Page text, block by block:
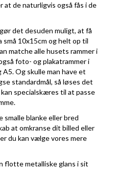
at de naturligvis også fås i de
det desuden muligt, at få
små 10x15cm og helt op til
matche alle husets rammer i
foto- og plakatrammer i
Og skulle man have et
standardmål, så løses det
specialskæres til at passe
smalle blanke eller bred
at omkranse dit billed eller
du kan vælge vores mere
flotte metalliske glans i sit